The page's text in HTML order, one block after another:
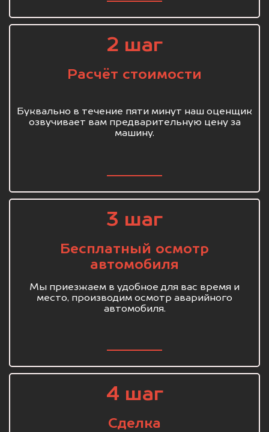
2 шаг
Расчёт стоимости
Буквально в течение пяти минут наш оценщик
озвучивает вам предварительную цену за
машину.
3 шаг
Бесплатный осмотр
автомобиля
Мы приезжаем в удобное для вас время и
место, производим осмотр аварийного
автомобиля.
4 шаг
Сделка